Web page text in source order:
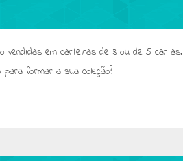
vendidas em carteiras de 3 ou de 5 cartas.
formar a sua coleção?